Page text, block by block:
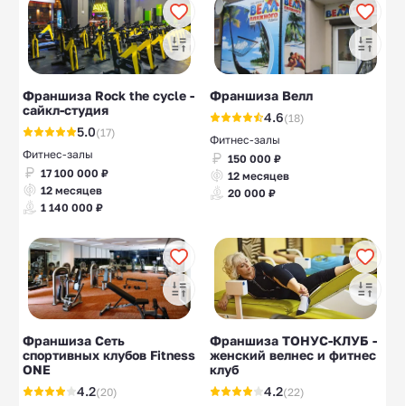
Маникюр 10
Франшиза Rock the cycle -
сайкл-студия
5.0(17)
Фитнес-залы
17 100 000 ₽
12 месяцев
1 140 000 ₽
Франшиза Велл
4.6(18)
Фитнес-залы
150 000 ₽
12 месяцев
20 000 ₽
Франшиза Сеть
спортивных клубов Fitness
ONE
4.2(20)
Франшиза ТОНУС-КЛУБ -
женский велнес и фитнес
клуб
4.2(22)